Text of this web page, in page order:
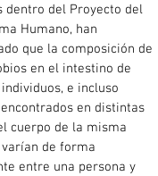
dentro del Proyecto del
Humano, han
que la composición de
en el intestino de
e incluso
en distintas
cuerpo de la misma
varían de forma
entre una persona y